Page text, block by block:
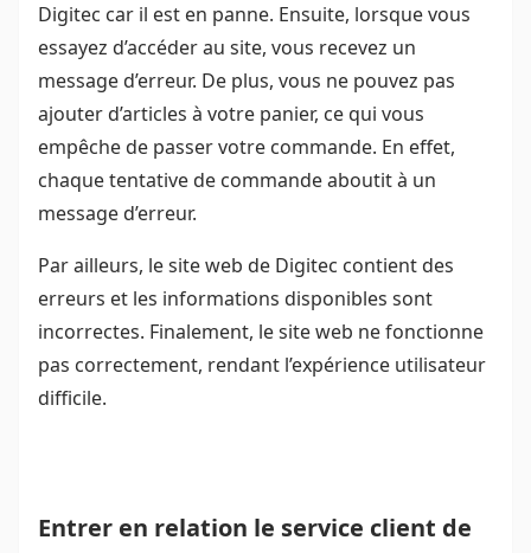
Digitec car il est en panne. Ensuite, lorsque vous
essayez d’accéder au site, vous recevez un
message d’erreur. De plus, vous ne pouvez pas
ajouter d’articles à votre panier, ce qui vous
empêche de passer votre commande. En effet,
chaque tentative de commande aboutit à un
message d’erreur.
Par ailleurs, le site web de Digitec contient des
erreurs et les informations disponibles sont
incorrectes. Finalement, le site web ne fonctionne
pas correctement, rendant l’expérience utilisateur
difficile.
Entrer en relation le service client de